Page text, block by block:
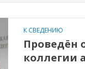
К СВЕДЕНИЮ
Проведён
коллегии